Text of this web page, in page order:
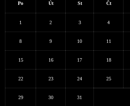
Po Út St Čt
1 2 3 4
8 9 10 11
15 16 17 18
22 23 24 25
29 30 31